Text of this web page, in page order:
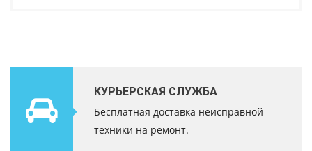
КУРЬЕРСКАЯ СЛУЖБА
Бесплатная доставка неисправной
техники на ремонт.